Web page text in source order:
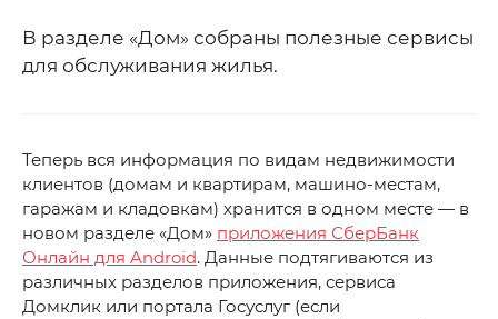
В разделе «Дом» собраны полезные сервисы
для обслуживания жилья.
Теперь вся информация по видам недвижимости
клиентов (домам и квартирам, машино-местам,
гаражам и кладовкам) хранится в одном месте — в
новом разделе «Дом» приложения СберБанк
Онлайн для Android. Данные подтягиваются из
различных разделов приложения, сервиса
Домклик или портала Госуслуг (если